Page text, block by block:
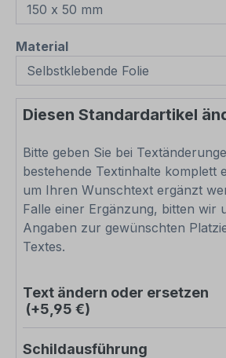
Materialauswählen
Diesen Standardartikel
Bitte geben Sie bei
bestehende Textinhalte komplett
um Ihren Wunschtext ergänzt
Falle einer Ergänzung, bitten wir
Angaben zur gewünschten
Textes.
Text ändern oder ersetzen
(+5,95 €)
Schildausführung